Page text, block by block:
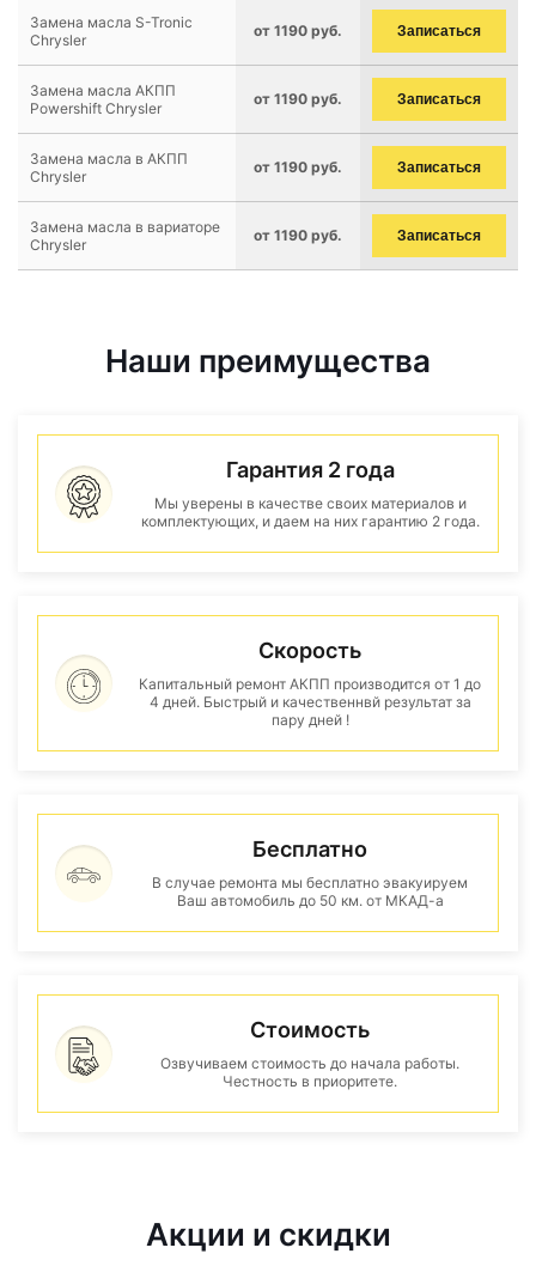
Замена масла S-Tronic
Chrysler
от 1190 руб. Записаться
Замена масла АКПП
Powershift Chrysler
от 1190 руб. Записаться
Замена масла в АКПП
Chrysler
от 1190 руб. Записаться
Замена масла в вариаторе
Chrysler
от 1190 руб. Записаться
Наши преимущества
Гарантия 2 года
Мы уверены в качестве своих материалов и
комплектующих, и даем на них гарантию 2 года.
Скорость
Капитальный ремонт АКПП производится от 1 до
4 дней. Быстрый и качественнвй результат за
пару дней !
Бесплатно
В случае ремонта мы бесплатно эвакуируем
Ваш автомобиль до 50 км. от МКАД-а
Стоимость
Озвучиваем стоимость до начала работы.
Честность в приоритете.
Акции и скидки